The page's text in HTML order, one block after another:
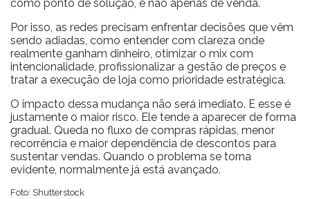
como ponto de solução, e não apenas de venda.
Por isso, as redes precisam enfrentar decisões que vêm
sendo adiadas, como entender com clareza onde
realmente ganham dinheiro, otimizar o mix com
intencionalidade, profissionalizar a gestão de preços e
tratar a execução de loja como prioridade estratégica.
O impacto dessa mudança não será imediato. E esse é
justamente o maior risco. Ele tende a aparecer de forma
gradual. Queda no fluxo de compras rápidas, menor
recorrência e maior dependência de descontos para
sustentar vendas. Quando o problema se torna
evidente, normalmente já está avançado.
Foto: Shutterstock